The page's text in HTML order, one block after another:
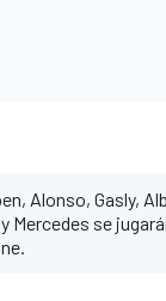
Alonso, Gasly,
Mercedes se